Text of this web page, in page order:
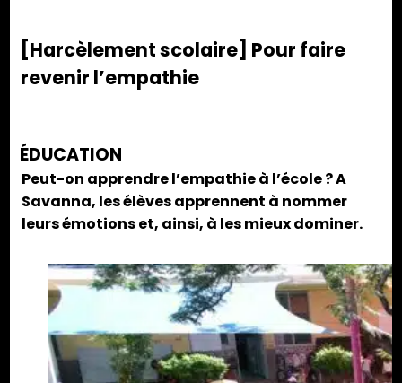
[Harcèlement scolaire] Pour faire
revenir l’empathie
ÉDUCATION
Peut-on apprendre l’empathie à l’école ? A
Savanna, les élèves apprennent à nommer
leurs émotions et, ainsi, à les mieux dominer.